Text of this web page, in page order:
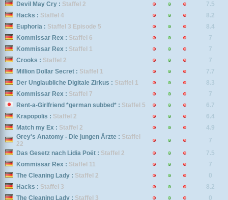
Devil May Cry : Staffel 2
7.5
Hacks : Staffel 4
8.2
Euphoria : Staffel 3 Episode 5
8.4
Kommissar Rex : Staffel 6
7
Kommissar Rex : Staffel 1
7
Crooks : Staffel 2
7
Million Dollar Secret : Staffel 1
7.7
Der Unglaubliche Digitale Zirkus : Staffel 1
8.3
Kommissar Rex : Staffel 7
7
Rent-a-Girlfriend *german subbed* : Staffel 5
6.7
Krapopolis : Staffel 2
6.4
Match my Ex : Staffel 2
4.9
Grey's Anatomy - Die jungen Ärzte : Staffel
22
7
Das Gesetz nach Lidia Poët : Staffel 2
7.5
Kommissar Rex : Staffel 11
7
The Cleaning Lady : Staffel 2
0
Hacks : Staffel 3
8.2
The Cleaning Lady : Staffel 3
0